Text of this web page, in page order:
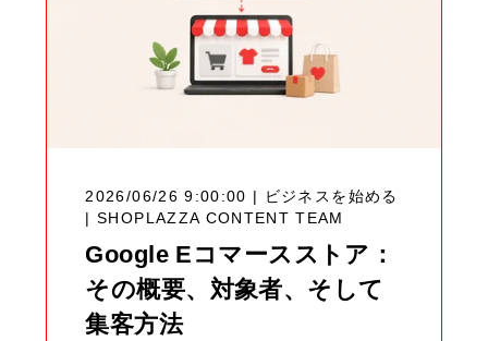
2026/06/26 9:00:00 | ビジネスを始める
|SHOPLAZZA CONTENT TEAM
Google Eコマースストア：
その概要、対象者、そして
集客方法